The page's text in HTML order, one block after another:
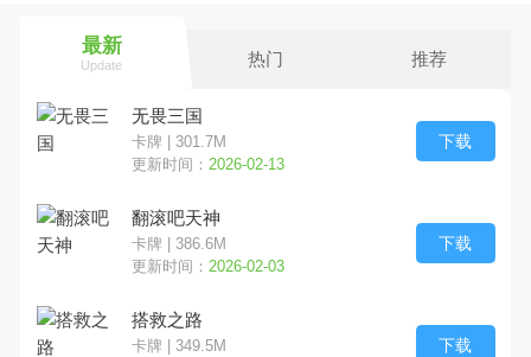
竞技
魔幻 养成
动作 经营
射击
格斗
最新
Update 热门 推荐
无畏三国
卡牌 | 301.7M
更新时间： 2026-02-13
下载
翻滚吧天神
卡牌 | 386.6M
更新时间： 2026-02-03
下载
搭救之路
卡牌 | 349.5M
下载